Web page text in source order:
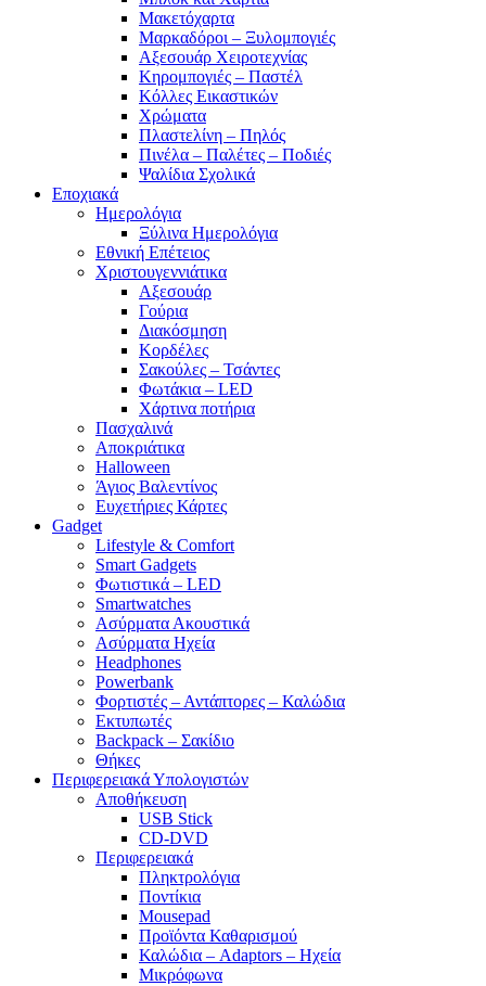
Μακετόχαρτα
Μαρκαδόροι – Ξυλομπογιές
Αξεσουάρ Χειροτεχνίας
Κηρομπογιές – Παστέλ
Κόλλες Εικαστικών
Χρώματα
Πλαστελίνη – Πηλός
Πινέλα – Παλέτες – Ποδιές
Ψαλίδια Σχολικά
Εποχιακά
Ημερολόγια
Ξύλινα Ημερολόγια
Εθνική Επέτειος
Χριστουγεννιάτικα
Αξεσουάρ
Γούρια
Διακόσμηση
Κορδέλες
Σακούλες – Τσάντες
Φωτάκια – LED
Χάρτινα ποτήρια
Πασχαλινά
Αποκριάτικα
Halloween
Άγιος Βαλεντίνος
Ευχετήριες Κάρτες
Gadget
Lifestyle & Comfort
Smart Gadgets
Φωτιστικά – LED
Smartwatches
Ασύρματα Ακουστικά
Ασύρματα Ηχεία
Headphones
Powerbank
Φορτιστές – Αντάπτορες – Καλώδια
Εκτυπωτές
Backpack – Σακίδιο
Θήκες
Περιφερειακά Υπολογιστών
Αποθήκευση
USB Stick
CD-DVD
Περιφερειακά
Πληκτρολόγια
Ποντίκια
Mousepad
Προϊόντα Καθαρισμού
Καλώδια – Adaptors – Ηχεία
Μικρόφωνα